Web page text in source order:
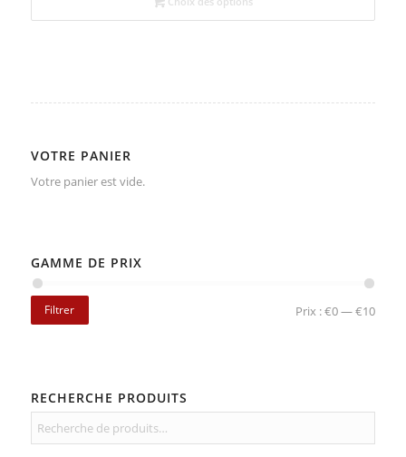
VOTRE PANIER
Votre panier est vide.
GAMME DE PRIX
Filtrer Prix :€0—€10
RECHERCHE PRODUITS